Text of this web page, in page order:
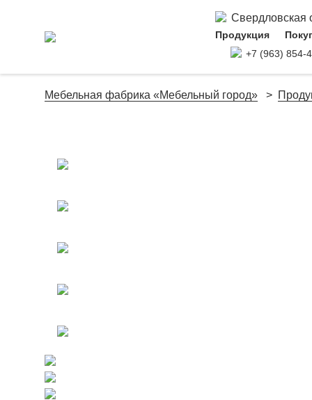
Свердловская
Продукция
+7 (963) 854-
Мебельная фабрика «Мебельный город»